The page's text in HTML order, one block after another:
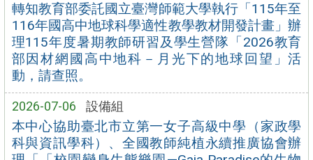
轉知教育部委託國立臺灣師範大學執行「115年至
116年國高中地球科學適性教學教材開發計畫」辦
理115年度暑期教師研習及學生營隊「2026教育
部因材網國高中地科－月光下的地球回望」活
動，請查照。
2026-07-06 設備組
本中心協助臺北市立第一女子高級中學（家政學
科與資訊學科）、全國教師純植永續推廣協會辦